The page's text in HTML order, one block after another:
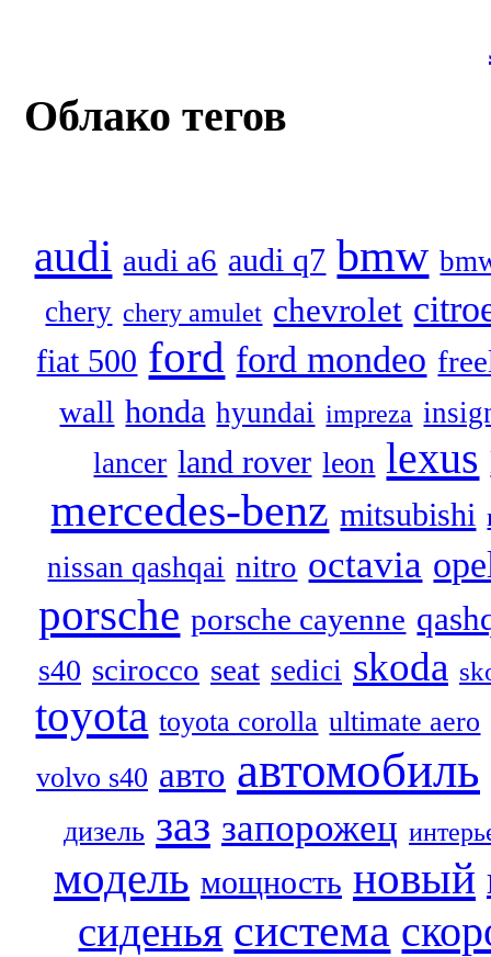
Облако тегов
audi audi a6 audi q7 bmw
chery chery amulet chevrolet
fiat 500 ford ford mondeo
wall honda hyundai impreza
lancer land rover leon lexus
mercedes-benz mitsubishi
nissan qashqai nitro octavia
porsche porsche cayenne
s40 scirocco seat sedici skoda
toyota toyota corolla ultimate aero
volvo s40 авто автомобиль
дизель заз запорожец
модель мощность новый
сиденья система